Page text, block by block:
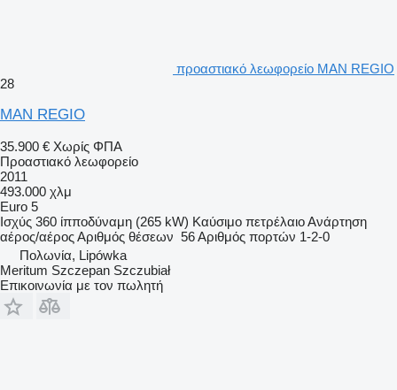
προαστιακό λεωφορείο MAN REGIO
28
MAN REGIO
35.900 € Χωρίς ΦΠΑ
Προαστιακό λεωφορείο
2011
493.000 χλμ
Euro 5
Ισχύς 360 ίπποδύναμη (265 kW) Καύσιμο πετρέλαιοΑνάρτηση
αέρος/αέροςΑριθμός θέσεων 56Αριθμός πορτών 1-2-0
Πολωνία, Lipówka
Meritum Szczepan Szczubiał
Επικοινωνία με τον πωλητή